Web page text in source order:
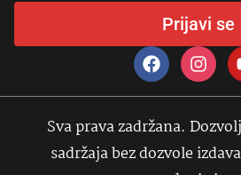
Prijavi se
Sva prava zadržana.
sadržaja bez dozvole